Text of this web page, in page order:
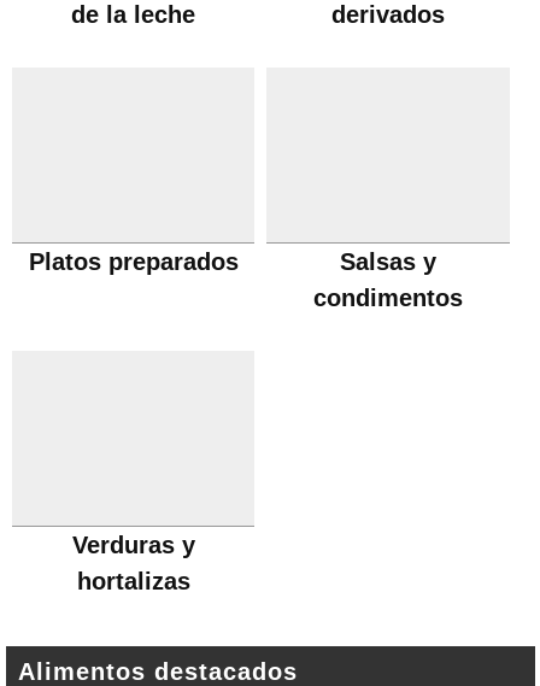
de la leche
derivados
Platos preparados
Salsas y
condimentos
Verduras y
hortalizas
Alimentos destacados